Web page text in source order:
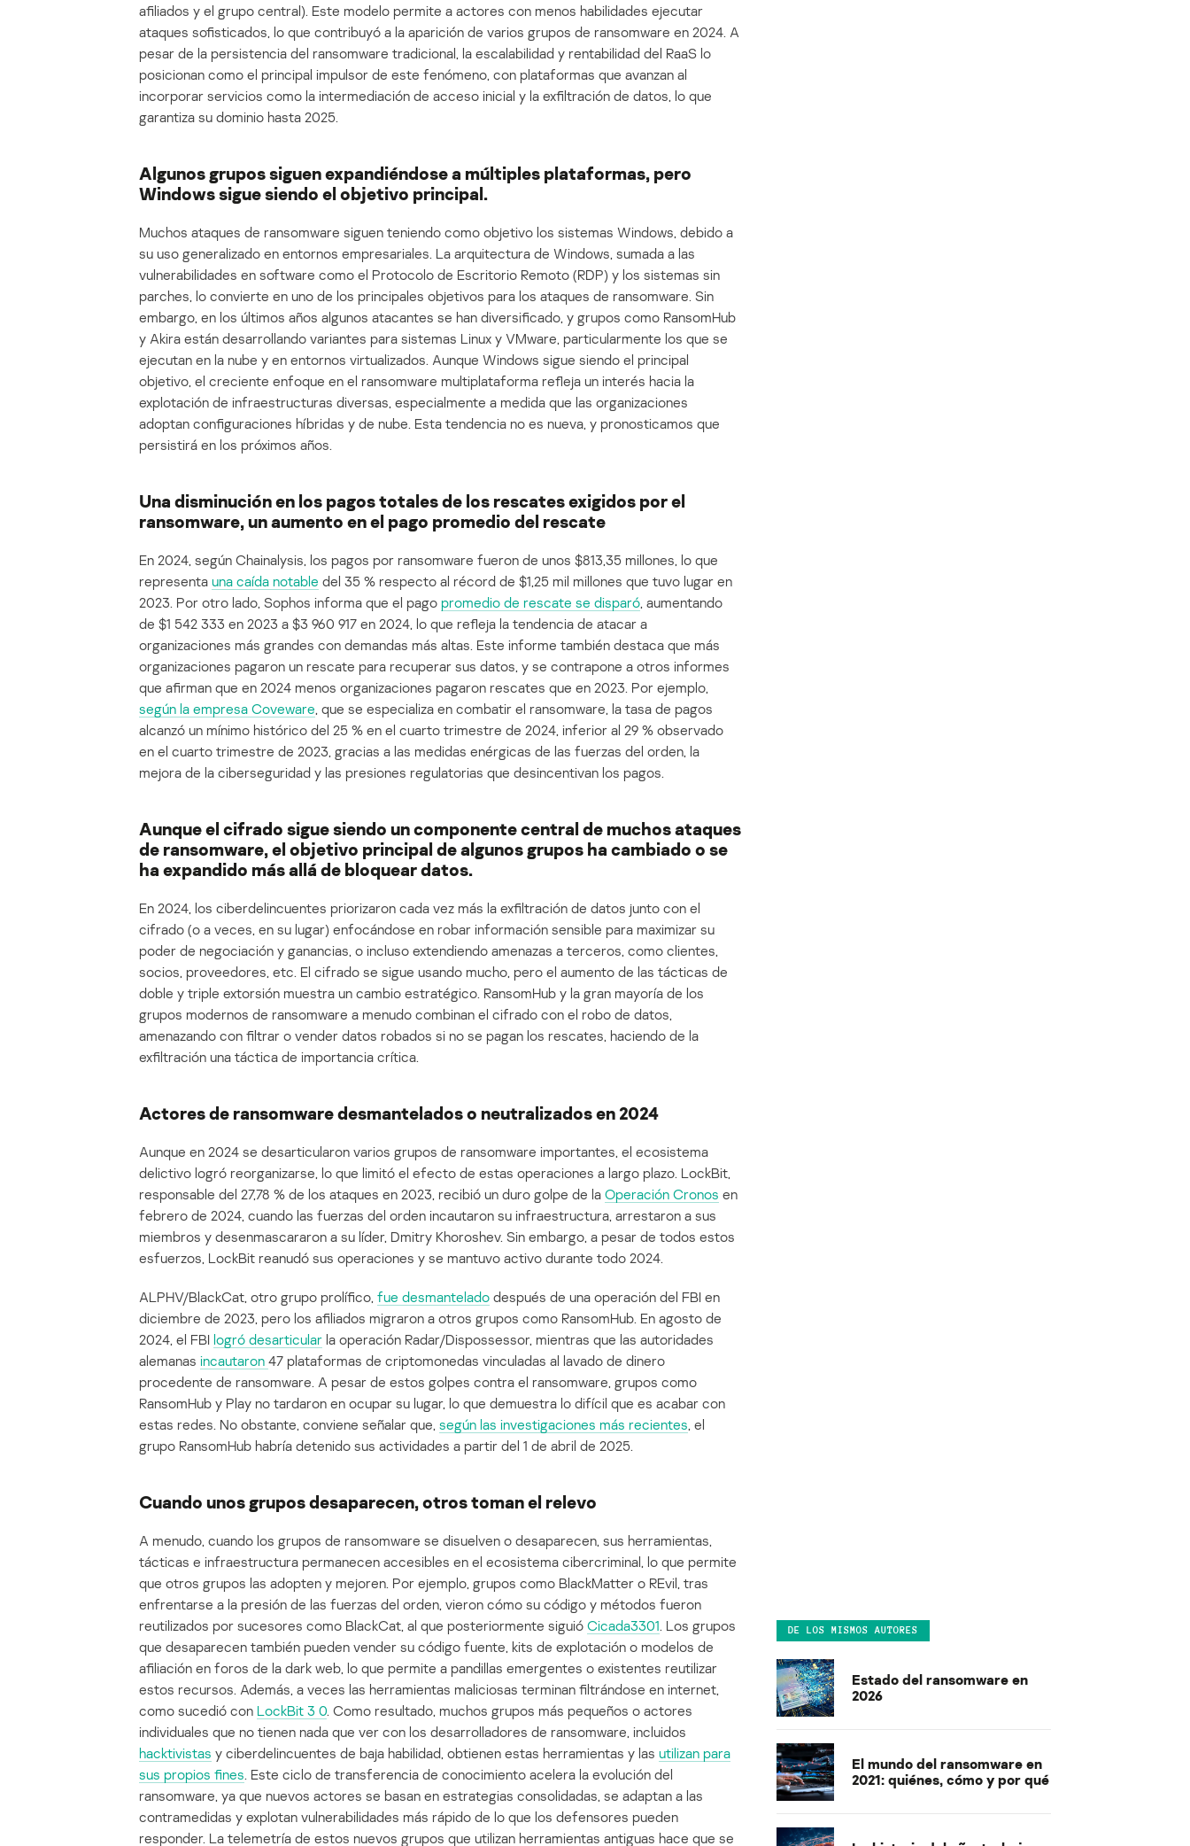
afiliados y el grupo central). Este modelo permite a actores con menos habilidades ejecutar
ataques sofisticados, lo que contribuyó a la aparición de varios grupos de ransomware en 2024. A
pesar de la persistencia del ransomware tradicional, la escalabilidad y rentabilidad del RaaS lo
posicionan como el principal impulsor de este fenómeno, con plataformas que avanzan al
incorporar servicios como la intermediación de acceso inicial y la exfiltración de datos, lo que
garantiza su dominio hasta 2025.
Algunos grupos siguen expandiéndose a múltiples plataformas, pero
Windows sigue siendo el objetivo principal.
Muchos ataques de ransomware siguen teniendo como objetivo los sistemas Windows, debido a
su uso generalizado en entornos empresariales. La arquitectura de Windows, sumada a las
vulnerabilidades en software como el Protocolo de Escritorio Remoto (RDP) y los sistemas sin
parches, lo convierte en uno de los principales objetivos para los ataques de ransomware. Sin
embargo, en los últimos años algunos atacantes se han diversificado, y grupos como RansomHub
y Akira están desarrollando variantes para sistemas Linux y VMware, particularmente los que se
ejecutan en la nube y en entornos virtualizados. Aunque Windows sigue siendo el principal
objetivo, el creciente enfoque en el ransomware multiplataforma refleja un interés hacia la
explotación de infraestructuras diversas, especialmente a medida que las organizaciones
adoptan configuraciones híbridas y de nube. Esta tendencia no es nueva, y pronosticamos que
persistirá en los próximos años.
Una disminución en los pagos totales de los rescates exigidos por el
ransomware, un aumento en el pago promedio del rescate
En 2024, según Chainalysis, los pagos por ransomware fueron de unos $813,35 millones, lo que
representa una caída notable del 35 % respecto al récord de $1,25 mil millones que tuvo lugar en
2023. Por otro lado, Sophos informa que el pago promedio de rescate se disparó, aumentando
de $1 542 333 en 2023 a $3 960 917 en 2024, lo que refleja la tendencia de atacar a
organizaciones más grandes con demandas más altas. Este informe también destaca que más
organizaciones pagaron un rescate para recuperar sus datos, y se contrapone a otros informes
que afirman que en 2024 menos organizaciones pagaron rescates que en 2023. Por ejemplo,
según la empresa Coveware, que se especializa en combatir el ransomware, la tasa de pagos
alcanzó un mínimo histórico del 25 % en el cuarto trimestre de 2024, inferior al 29 % observado
en el cuarto trimestre de 2023, gracias a las medidas enérgicas de las fuerzas del orden, la
mejora de la ciberseguridad y las presiones regulatorias que desincentivan los pagos.
Aunque el cifrado sigue siendo un componente central de muchos ataques
de ransomware, el objetivo principal de algunos grupos ha cambiado o se
ha expandido más allá de bloquear datos.
En 2024, los ciberdelincuentes priorizaron cada vez más la exfiltración de datos junto con el
cifrado (o a veces, en su lugar) enfocándose en robar información sensible para maximizar su
poder de negociación y ganancias, o incluso extendiendo amenazas a terceros, como clientes,
socios, proveedores, etc. El cifrado se sigue usando mucho, pero el aumento de las tácticas de
doble y triple extorsión muestra un cambio estratégico. RansomHub y la gran mayoría de los
grupos modernos de ransomware a menudo combinan el cifrado con el robo de datos,
amenazando con filtrar o vender datos robados si no se pagan los rescates, haciendo de la
exfiltración una táctica de importancia crítica.
Actores de ransomware desmantelados o neutralizados en 2024
Aunque en 2024 se desarticularon varios grupos de ransomware importantes, el ecosistema
delictivo logró reorganizarse, lo que limitó el efecto de estas operaciones a largo plazo. LockBit,
responsable del 27,78 % de los ataques en 2023, recibió un duro golpe de la Operación Cronos en
febrero de 2024, cuando las fuerzas del orden incautaron su infraestructura, arrestaron a sus
miembros y desenmascararon a su líder, Dmitry Khoroshev. Sin embargo, a pesar de todos estos
esfuerzos, LockBit reanudó sus operaciones y se mantuvo activo durante todo 2024.
ALPHV/BlackCat, otro grupo prolífico, fue desmantelado después de una operación del FBI en
diciembre de 2023, pero los afiliados migraron a otros grupos como RansomHub. En agosto de
2024, el FBI logró desarticular la operación Radar/Dispossessor, mientras que las autoridades
alemanas incautaron 47 plataformas de criptomonedas vinculadas al lavado de dinero
procedente de ransomware. A pesar de estos golpes contra el ransomware, grupos como
RansomHub y Play no tardaron en ocupar su lugar, lo que demuestra lo difícil que es acabar con
estas redes. No obstante, conviene señalar que, según las investigaciones más recientes, el
grupo RansomHub habría detenido sus actividades a partir del 1 de abril de 2025.
Cuando unos grupos desaparecen, otros toman el relevo
A menudo, cuando los grupos de ransomware se disuelven o desaparecen, sus herramientas,
tácticas e infraestructura permanecen accesibles en el ecosistema cibercriminal, lo que permite
que otros grupos las adopten y mejoren. Por ejemplo, grupos como BlackMatter o REvil, tras
enfrentarse a la presión de las fuerzas del orden, vieron cómo su código y métodos fueron
reutilizados por sucesores como BlackCat, al que posteriormente siguió Cicada3301. Los grupos
que desaparecen también pueden vender su código fuente, kits de explotación o modelos de
afiliación en foros de la dark web, lo que permite a pandillas emergentes o existentes reutilizar
estos recursos. Además, a veces las herramientas maliciosas terminan filtrándose en internet,
como sucedió con LockBit 3 0. Como resultado, muchos grupos más pequeños o actores
individuales que no tienen nada que ver con los desarrolladores de ransomware, incluidos
hacktivistas y ciberdelincuentes de baja habilidad, obtienen estas herramientas y las utilizan para
sus propios fines. Este ciclo de transferencia de conocimiento acelera la evolución del
ransomware, ya que nuevos actores se basan en estrategias consolidadas, se adaptan a las
contramedidas y explotan vulnerabilidades más rápido de lo que los defensores pueden
responder. La telemetría de estos nuevos grupos que utilizan herramientas antiguas hace que se
DE LOS MISMOS AUTORES
Estado del ransomware en
2026
El mundo del ransomware en
2021: quiénes, cómo y por qué